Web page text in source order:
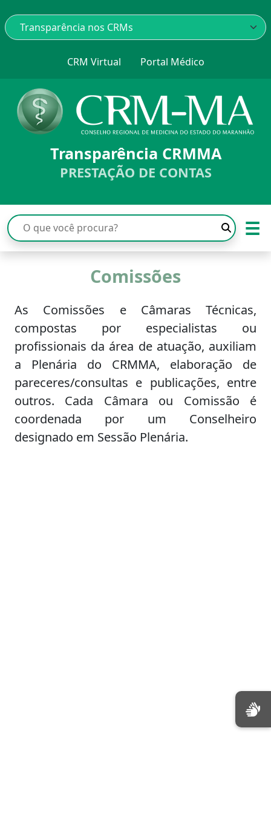
CRM Virtual Portal Médico
Transparência CRMMA
PRESTAÇÃO DE CONTAS
☰
Comissões
As Comissões e Câmaras Técnicas,
compostas por especialistas ou
profissionais da área de atuação, auxiliam
a Plenária do CRMMA, elaboração de
pareceres/consultas e publicações, entre
outros. Cada Câmara ou Comissão é
coordenada por um Conselheiro
designado em Sessão Plenária.